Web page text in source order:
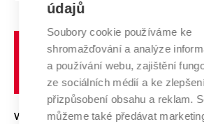
E-přihláška
Systém zajišťování kvality výzkumu
Výzkumné infrastruktury
Transfer znalostí
Open Science
Projekty
Zahraniční spolupráce
Spolupráce se školami
Mezinárodní dohody
Univerzitní sítě
Profil univerzity
Udržitelná univerzita
Podnikavá univerzita / ContriBUTe
Bezpečná univerzita
VYSOKÉ UČENÍ TECHNICKÉ V BRNĚ
údajů
Soubory cookie používáme ke
shromažďování a analýze
a používání webu, zajištění
ze sociálních médií a ke
přizpůsobení obsahu a reklam.
můžeme také předávat